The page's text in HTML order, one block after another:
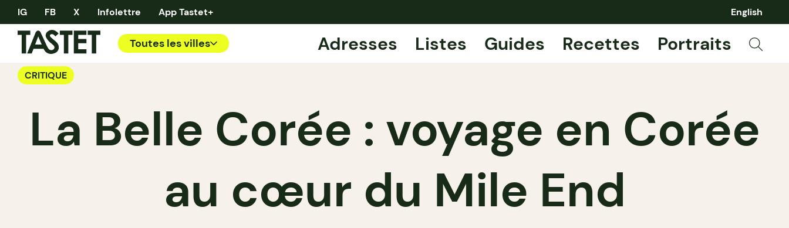
IG FB X Infolettre App Tastet+ English
Toutes les villes Adresses Listes Guides Recettes Portraits
CRITIQUE
La Belle Corée : voyage en Corée
au cœur du Mile End